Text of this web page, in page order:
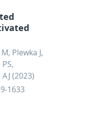
Plewka J,
(2023)
1633